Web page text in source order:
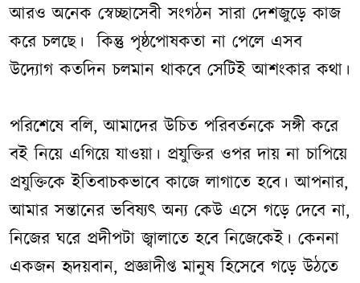
আরও অনেক স্বেচ্ছাসেবী সংগঠন সারা দেশজুড়ে কাজ
করে চলছে। কিন্তু পৃষ্ঠপোষকতা না পেলে এসব
উদ্যোগ কতদিন চলমান থাকবে সেটিই আশংকার কথা।
পরিশেষে বলি, আমাদের উচিত পরিবর্তনকে সঙ্গী করে
বই নিয়ে এগিয়ে যাওয়া। প্রযুক্তির ওপর দায় না চাপিয়ে
প্রযুক্তিকে ইতিবাচকভাবে কাজে লাগাতে হবে। আপনার,
আমার সন্তানের ভবিষ্যৎ অন্য কেউ এসে গড়ে দেবে না,
নিজের ঘরে প্রদীপটা জ্বালাতে হবে নিজেকেই। কেননা
একজন হৃদয়বান, প্রজ্ঞাদীপ্ত মানুষ হিসেবে গড়ে উঠতে